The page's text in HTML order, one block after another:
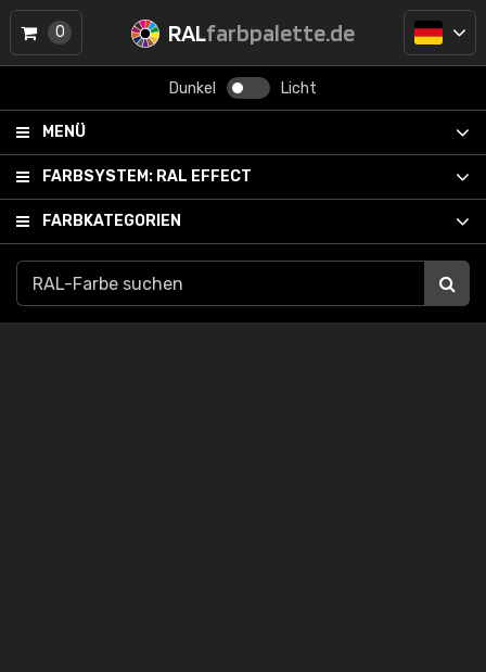
RALfarbpalette.de
Dunkel Licht
MENÜ
FARBSYSTEM: RAL EFFECT
FARBKATEGORIEN
0